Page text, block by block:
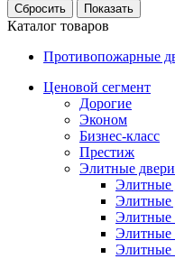
Каталог товаров
Противопожарные
Ценовой сегмент
Дорогие
Эконом
Бизнес-класс
Престиж
Элитные двери
Элитные
Элитные
Элитные
Элитные
Элитные